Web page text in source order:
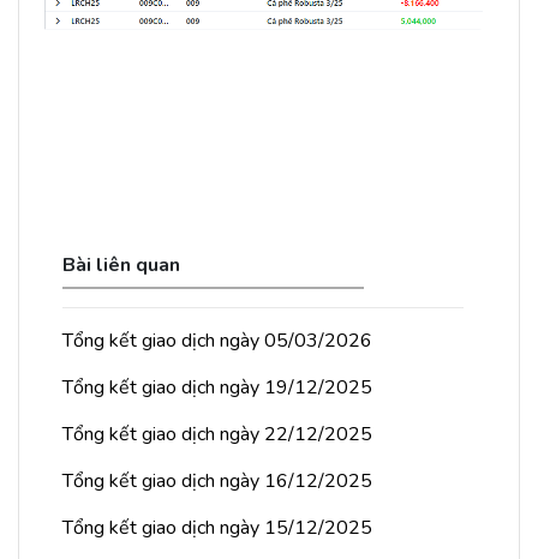
Bài liên quan
Tổng kết giao dịch ngày 05/03/2026
Tổng kết giao dịch ngày 19/12/2025
Tổng kết giao dịch ngày 22/12/2025
Tổng kết giao dịch ngày 16/12/2025
Tổng kết giao dịch ngày 15/12/2025